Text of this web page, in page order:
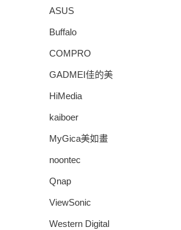
ASUS
Buffalo
COMPRO
GADMEI佳的美
HiMedia
kaiboer
MyGica美如畫
noontec
Qnap
ViewSonic
Western Digital